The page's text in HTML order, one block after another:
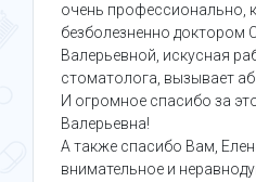
очень профессионально,
безболезненно доктором
Валерьевной, искусная
стоматолога, вызывает
И огромное спасибо за
Валерьевна!
А также спасибо Вам,
внимательное и